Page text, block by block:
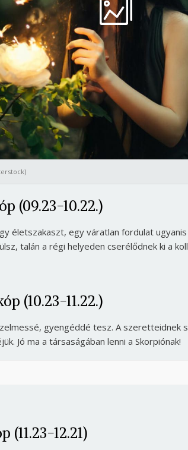
(09.23-10.22.)
életszakaszt, egy váratlan fordulat
talán a régi helyeden cserélődnek ki a
(10.23-11.22.)
gyengéddé tesz. A szeretteidnek
Jó ma a társaságában lenni a Skorpiónak!
(11.23-12.21)